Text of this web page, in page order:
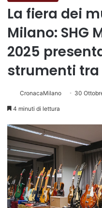
La fiera dei
Milano: SHG
2025
strumenti
CronacaMilano 30
4 minuti di lettura